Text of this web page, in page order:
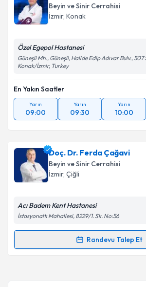
Beyin ve Sinir Cerrahisi
İzmir, Konak
Özel Egepol Hastanesi
Güneşli Mh., Güneşli, Halide Edip Adıvar Bulv., 507
Konak/İzmir, Turkey
En Yakın Saatler
Yarın
09:00
Yarın
09:30
Yarın
10:00
Doç. Dr. Ferda Çağavi
Beyin ve Sinir Cerrahisi
İzmir, Çiğli
Acı Badem Kent Hastanesi
İstasyonaltı Mahallesi, 8229/1. Sk. No:56
Randevu Talep Et
Randevu Takvimi Talebi